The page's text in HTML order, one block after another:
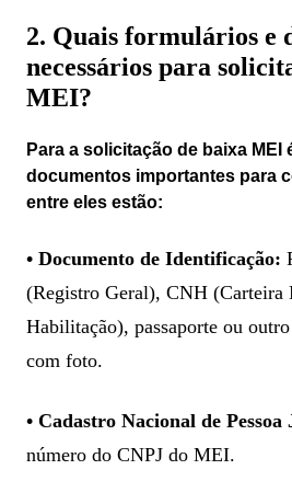
2. Quais formulários e
necessários para
MEI?
Para a solicitação de baixa
documentos importantes para
entre eles estão:
• Documento de Identificação:
(Registro Geral), CNH (Carteira
Habilitação), passaporte ou
com foto.
• Cadastro Nacional de
número do CNPJ do MEI.